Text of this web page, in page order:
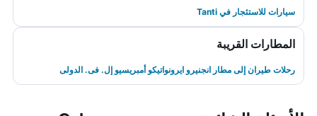
سيارات للاستئجار في Tanti
المطارات القريبة
رحلات طيران إلى مطار انجنيرو ايرونواتيكو أمبريسيو إل. فى. الدولى